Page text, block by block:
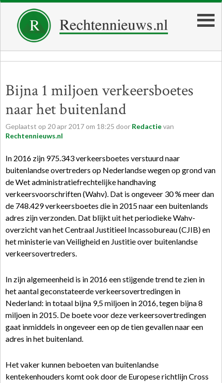
Bijna 1 miljoen verkeersboetes
naar het buitenland
Geplaatst op 20apr 2017 om 18:25 door Redactievan
Rechtennieuws.nl
In 2016 zijn 975.343 verkeersboetes verstuurd naar
buitenlandse overtreders op Nederlandse wegen op grond van
de Wet administratiefrechtelijke handhaving
verkeersvoorschriften (Wahv). Dat is ongeveer 30 % meer dan
de 748.429 verkeersboetes die in 2015 naar een buitenlands
adres zijn verzonden. Dat blijkt uit het periodieke Wahv-
overzicht van het Centraal Justitieel Incassobureau (CJIB) en
het ministerie van Veiligheid en Justitie over buitenlandse
verkeersovertreders.
In zijn algemeenheid is in 2016 een stijgende trend te zien in
het aantal geconstateerde verkeersovertredingen in
Nederland: in totaal bijna 9,5 miljoen in 2016, tegen bijna 8
miljoen in 2015. De boete voor deze verkeersovertredingen
gaat inmiddels in ongeveer een op de tien gevallen naar een
adres in het buitenland.
Het vaker kunnen beboeten van buitenlandse
kentekenhouders komt ook door de Europese richtlijn Cross